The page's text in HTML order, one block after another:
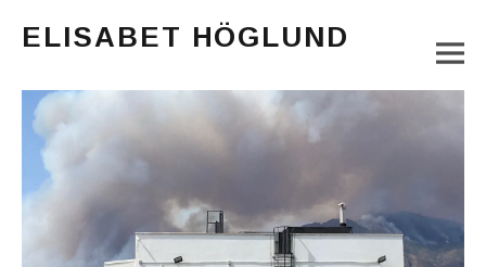
ELISABET HÖGLUND
Main Menu